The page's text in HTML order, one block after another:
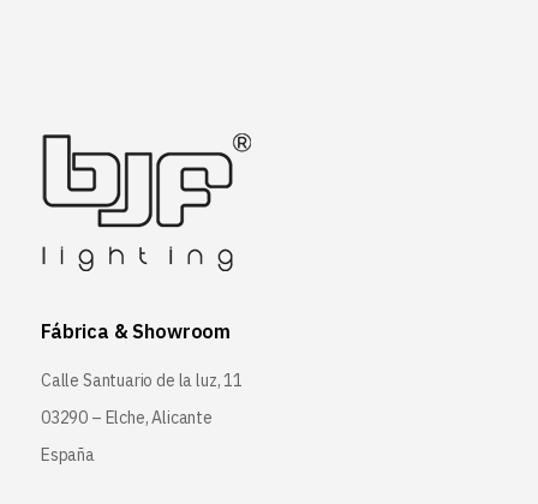
Fábrica & Showroom
Calle Santuario de la luz, 11
03290 – Elche, Alicante
España